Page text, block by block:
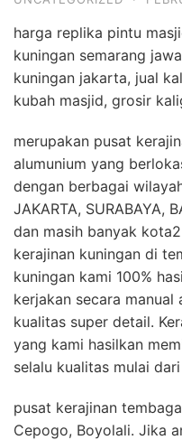
harga replika pintu
kuningan semarang
kuningan jakarta, jual
kubah masjid, grosir
merupakan pusat
alumunium yang
dengan berbagai
JAKARTA, SURABAYA,
dan masih banyak
kerajinan kuningan di
kuningan kami 100%
kerjakan secara manual
kualitas super detail.
yang kami hasilkan
selalu kualitas mulai
pusat kerajinan
Cepogo, Boyolali. Jika